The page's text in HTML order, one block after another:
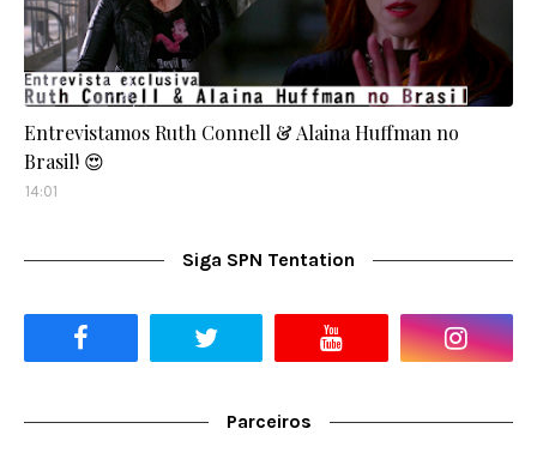
Entrevistamos Ruth Connell & Alaina Huffman no
Brasil! 😍
14:01
Siga SPN Tentation
Parceiros